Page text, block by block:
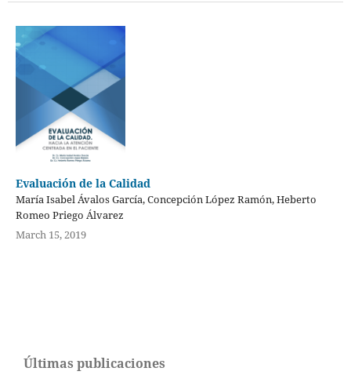
Evaluación de la Calidad
María Isabel Ávalos García, Concepción López Ramón, Heberto
Romeo Priego Álvarez
March 15, 2019
Últimas publicaciones